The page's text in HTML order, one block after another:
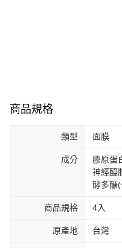
商品規格
類型 面膜
成分
膠原蛋
神經醯
酵多醣
商品規格 4入
原產地 台灣